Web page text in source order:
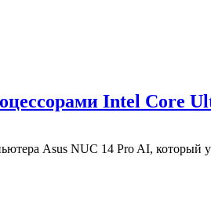
Intel Core
Asus NUC 14 Pro AI,